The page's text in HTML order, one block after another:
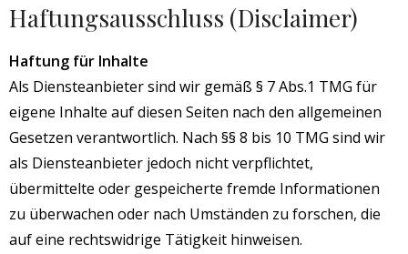
Haftungsausschluss (Disclaimer)
Haftung für Inhalte
Als Diensteanbieter sind wir gemäß § 7 Abs.1 TMG für
eigene Inhalte auf diesen Seiten nach den allgemeinen
Gesetzen verantwortlich. Nach §§ 8 bis 10 TMG sind wir
als Diensteanbieter jedoch nicht verpflichtet,
übermittelte oder gespeicherte fremde Informationen
zu überwachen oder nach Umständen zu forschen, die
auf eine rechtswidrige Tätigkeit hinweisen.